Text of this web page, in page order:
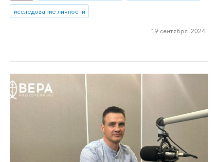
исследование личности
19 сентября 2024